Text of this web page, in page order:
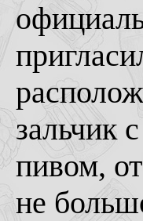
зальчик
пивом,
не